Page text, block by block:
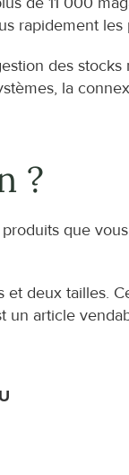
rapidement les
des
la
?
que
deux tailles.
un article